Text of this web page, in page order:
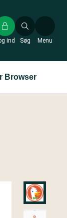
Søg
ind Menu
Browser